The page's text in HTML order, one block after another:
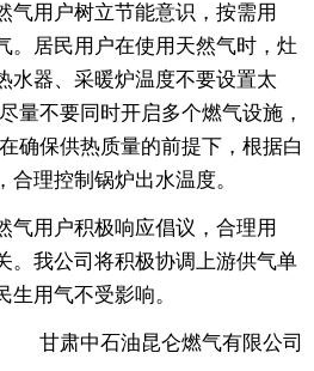
气用户树立节能意识，按需用
。居民用户在使用天然气时，灶
水器、采暖炉温度不要设置太
量不要同时开启多个燃气设施，
确保供热质量的前提下，根据白
理控制锅炉出水温度。
气用户积极响应倡议，合理用
。我公司将积极协调上游供气单
用气不受影响。
甘肃中石油昆仑燃气有限公司